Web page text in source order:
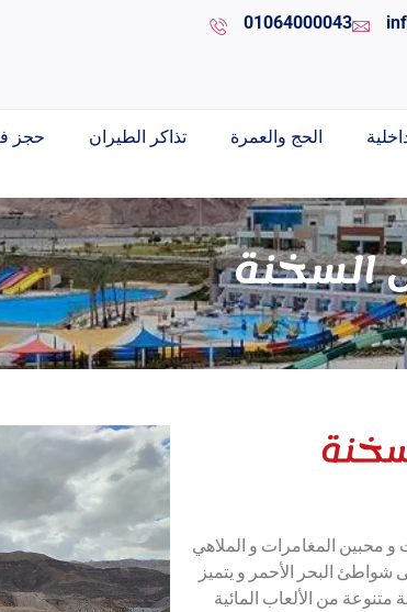
01064000043
الحج والعمرة تذاكر الطيران حجز
السخنة
و محبين المغامرات و الملاهي
شواطئ البحر الأحمر و يتميز
متنوعة من الألعاب المائية